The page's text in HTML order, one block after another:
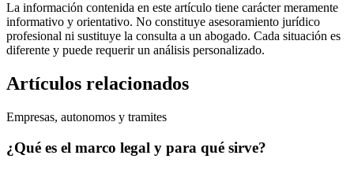
La información contenida en este artículo tiene carácter meramente
informativo y orientativo. No constituye asesoramiento jurídico
profesional ni sustituye la consulta a un abogado. Cada situación es
diferente y puede requerir un análisis personalizado.
Artículos relacionados
Empresas, autonomos y tramites
¿Qué es el marco legal y para qué sirve?